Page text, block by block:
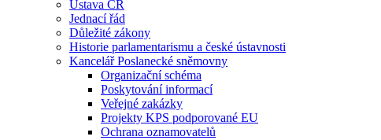
Ústava ČR
Jednací řád
Důležité zákony
Historie parlamentarismu a české ústavnosti
Kancelář Poslanecké sněmovny
Organizační schéma
Poskytování informací
Veřejné zakázky
Projekty KPS podporované EU
Ochrana oznamovatelů